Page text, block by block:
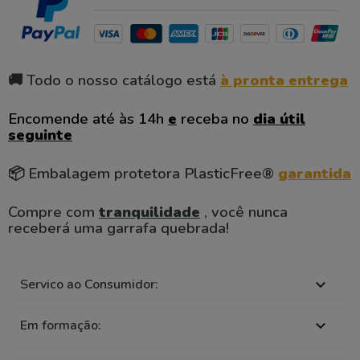
🚚 Todo o nosso catálogo está à pronta entrega
Encomende até às 14h e receba no dia útil
seguinte
📦 Embalagem protetora PlasticFree® garantida
Compre com tranquilidade , você nunca
receberá uma garrafa quebrada!
Servico ao Consumidor: 
Em formação: 